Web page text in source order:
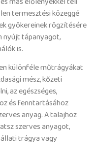
termesztési közeggé
gyökereinek rögzítésére
nyújt tápanyagot,
is.
különféle műtrágyákat
mész, kőzeti
az egészséges,
és fenntartásához
anyag. A talajhoz
szerves anyagot,
trágya vagy